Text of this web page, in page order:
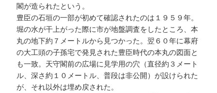
閣が造られたという。
豊臣の石垣の一部が初めて確認されたのは１９５９年。
堀の水が干上がった際に市が地盤調査をしたところ、本
丸の地下約７メートルから見つかった。翌６０年に幕府
の大工頭の子孫宅で発見された豊臣時代の本丸の図面と
も一致。天守閣前の広場に見学用の穴（直径約３メート
ル、深さ約１０メートル、普段は非公開）が設けられた
が、それ以外は埋め戻された。